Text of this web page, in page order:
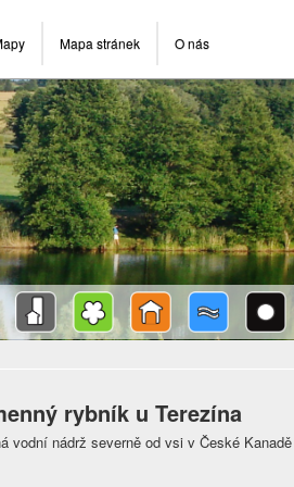
Mapa stránek O nás
rybník u Terezína
vodní nádrž severně od vsi v České Kanadě